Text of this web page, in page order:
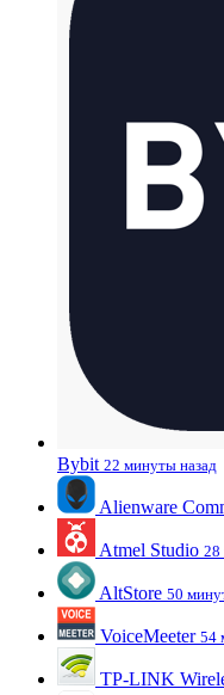
Bybit 22 минуты назад
Alienware
Atmel Studio 28
AltStore 50
VoiceMeeter 54
TP-LINK